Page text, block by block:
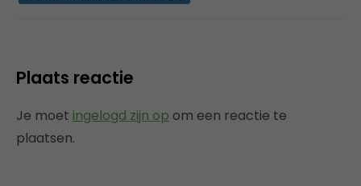
Plaats reactie
Je moet ingelogd zijn op om een reactie te
plaatsen.